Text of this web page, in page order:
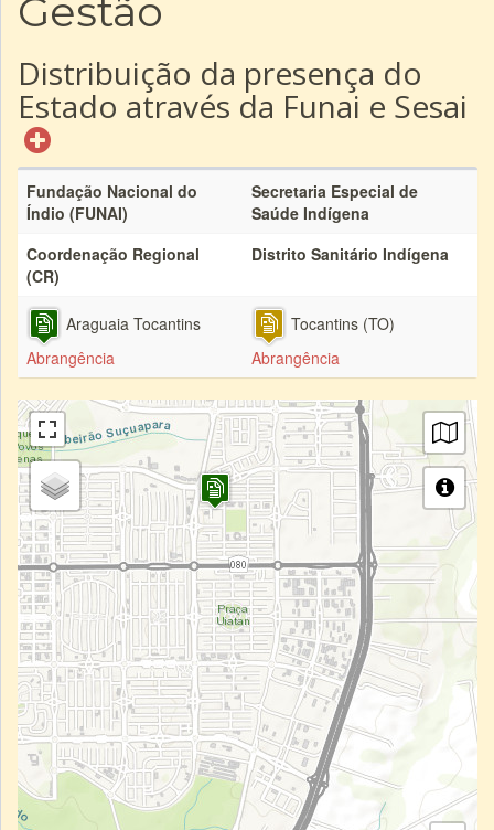
Gestão
Distribuição da presença do
Estado através da Funai e Sesai
Fundação Nacional do
Índio (FUNAI)
Secretaria Especial de
Saúde Indígena
Coordenação Regional
(CR)
Distrito Sanitário Indígena
Araguaia Tocantins
Abrangência
Tocantins (TO)
Abrangência